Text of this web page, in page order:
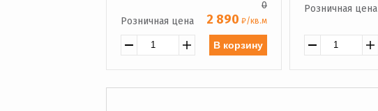
Розничная цена
0
2 890 ₽/кв.м
В корзину
Розничная цена